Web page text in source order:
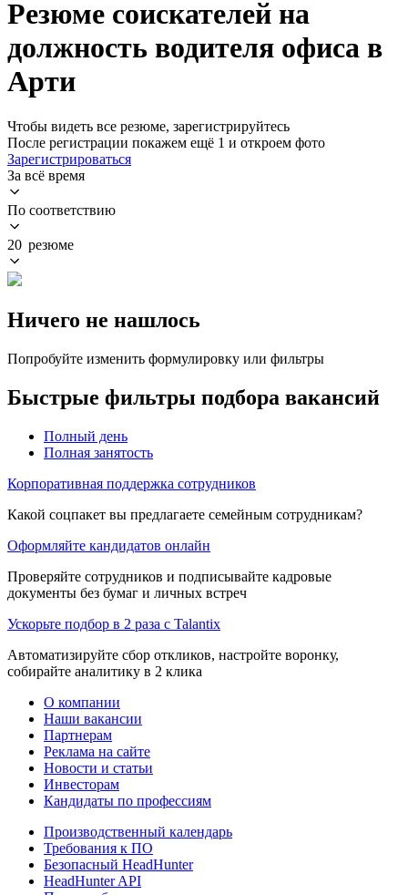
Резюме соискателей на
должность водителя офиса в
Арти
Чтобы видеть все резюме, зарегистрируйтесь
После регистрации покажем ещё 1 и откроем фото
Зарегистрироваться
За всё время
По соответствию
20 резюме
Ничего не нашлось
Попробуйте изменить формулировку или фильтры
Быстрые фильтры подбора вакансий
Полный день
Полная занятость
Корпоративная поддержка сотрудников
Какой соцпакет вы предлагаете семейным сотрудникам?
Оформляйте кандидатов онлайн
Проверяйте сотрудников и подписывайте кадровые
документы без бумаг и личных встреч
Ускорьте подбор в 2 раза с Talantix
Автоматизируйте сбор откликов, настройте воронку,
собирайте аналитику в 2 клика
О компании
Наши вакансии
Партнерам
Реклама на сайте
Новости и статьи
Инвесторам
Кандидаты по профессиям
Производственный календарь
Требования к ПО
Безопасный HeadHunter
HeadHunter API